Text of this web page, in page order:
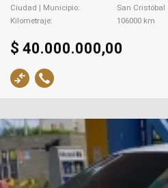
Ciudad | Municipio
San Cristóbal
Kilometraje
106000 km
$ 40.000.000,00